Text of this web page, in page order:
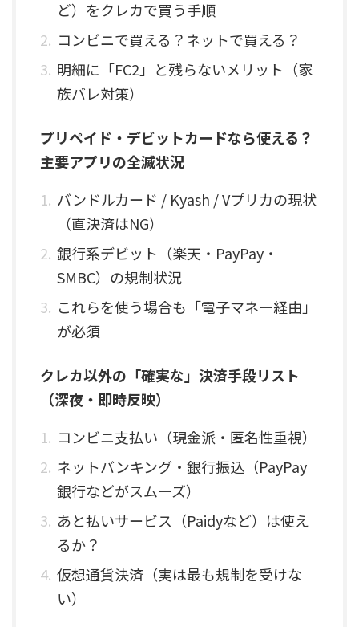
ど）をクレカで買う手順
コンビニで買える？ネットで買える？
明細に「FC2」と残らないメリット（家
族バレ対策）
プリペイド・デビットカードなら使える？
主要アプリの全滅状況
バンドルカード / Kyash / Vプリカの現状
（直決済はNG）
銀行系デビット（楽天・PayPay・
SMBC）の規制状況
これらを使う場合も「電子マネー経由」
が必須
クレカ以外の「確実な」決済手段リスト
（深夜・即時反映）
コンビニ支払い（現金派・匿名性重視）
ネットバンキング・銀行振込（PayPay
銀行などがスムーズ）
あと払いサービス（Paidyなど）は使え
るか？
仮想通貨決済（実は最も規制を受けな
い）